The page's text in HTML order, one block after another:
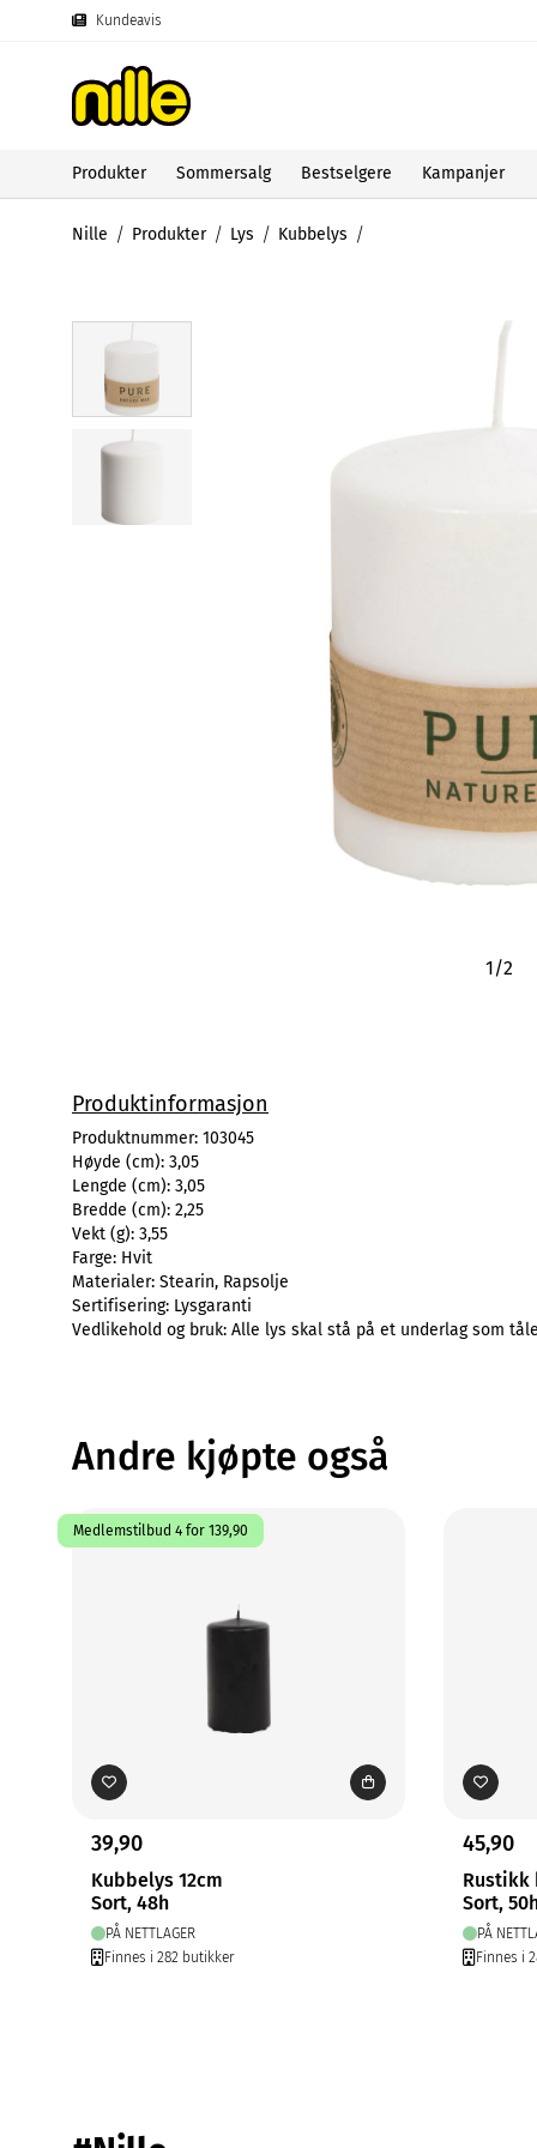
Kundeavis
Produkter Sommersalg Bestselgere Kampanjer
Nille Produkter Lys Kubbelys
1/2
Produktinformasjon
Produktnummer: 103045
Høyde (cm): 3,05
Lengde (cm): 3,05
Bredde (cm): 2,25
Vekt (g): 3,55
Farge: Hvit
Materialer: Stearin, Rapsolje
Sertifisering: Lysgaranti
Vedlikehold og bruk: Alle lys skal stå på et underlag som
Andre kjøpte også
Medlemstilbud 4 for 139,90
39,90
Kubbelys 12cm
Sort, 48h
PÅ NETTLAGER
Finnes i 282 butikker
45,90
Rustikk
Sort,
PÅ
Finnes i